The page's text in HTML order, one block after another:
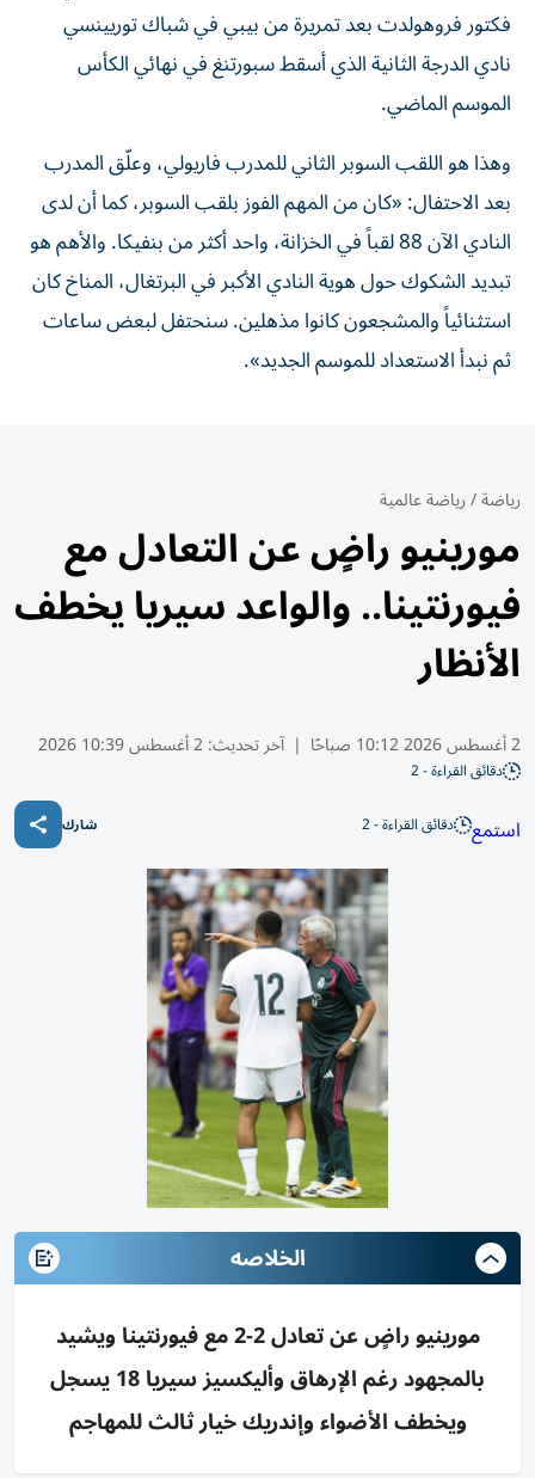
فكتور فروهولدت بعد تمريرة من بيبي في شباك توريينسي
نادي الدرجة الثانية الذي أسقط سبورتنغ في نهائي الكأس
الموسم الماضي.
وهذا هو اللقب السوبر الثاني للمدرب فاريولي، وعلّق المدرب
بعد الاحتفال: «كان من المهم الفوز بلقب السوبر، كما أن لدى
النادي الآن 88 لقباً في الخزانة، واحد أكثر من بنفيكا. والأهم هو
تبديد الشكوك حول هوية النادي الأكبر في البرتغال، المناخ كان
استثنائياً والمشجعون كانوا مذهلين. سنحتفل لبعض ساعات
ثم نبدأ الاستعداد للموسم الجديد».
رياضة/رياضة عالمية
مورينيو راضٍ عن التعادل مع
فيورنتينا.. والواعد سيريا يخطف
الأنظار
2 أغسطس 2026 10:12 صباحًا | آخر تحديث:2 أغسطس 10:39 2026
دقائق القراءة - 2
استمع دقائق القراءة - 2 شارك
الخلاصه
مورينيو راضٍ عن تعادل 2-2 مع فيورنتينا ويشيد
بالمجهود رغم الإرهاق وأليكسيز سيريا 18 يسجل
ويخطف الأضواء وإندريك خيار ثالث للمهاجم